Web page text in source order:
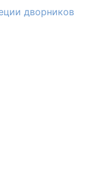
дворников